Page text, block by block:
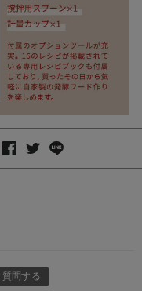
質問する